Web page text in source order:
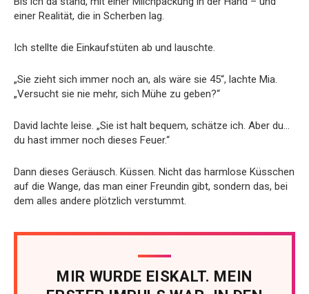
einer Realität, die in Scherben lag.
Ich stellte die Einkaufstüten ab und lauschte.
„Sie zieht sich immer noch an, als wäre sie 45“, lachte Mia.
„Versucht sie nie mehr, sich Mühe zu geben?“
David lachte leise. „Sie ist halt bequem, schätze ich. Aber du…
du hast immer noch dieses Feuer.“
Dann dieses Geräusch. Küssen. Nicht das harmlose Küsschen
auf die Wange, das man einer Freundin gibt, sondern das, bei
dem alles andere plötzlich verstummt.
MIR WURDE EISKALT. MEIN